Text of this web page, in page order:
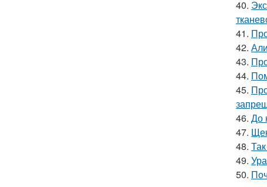
40.
41.
42.
43.
44.
45.
46. До
47.
48.
49.
50.